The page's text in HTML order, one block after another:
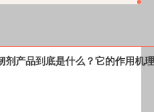
剂 产品到底是什么？它的作用机